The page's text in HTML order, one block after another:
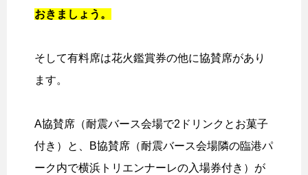
おきましょう。
そして有料席は花火鑑賞券の他に協賛席があり
ます。
A協賛席（耐震バース会場で2ドリンクとお菓子
付き）と、B協賛席（耐震バース会場隣の臨港パ
ーク内で横浜トリエンナーレの入場券付き）が